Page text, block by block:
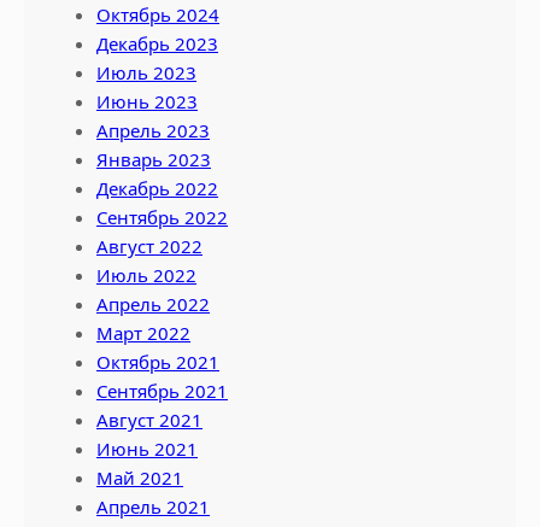
Октябрь 2024
Декабрь 2023
Июль 2023
Июнь 2023
Апрель 2023
Январь 2023
Декабрь 2022
Сентябрь 2022
Август 2022
Июль 2022
Апрель 2022
Март 2022
Октябрь 2021
Сентябрь 2021
Август 2021
Июнь 2021
Май 2021
Апрель 2021